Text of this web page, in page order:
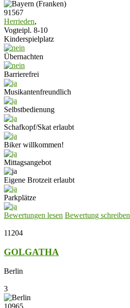
91567
Herrieden,
Vogteipl. 8-10
Kinderspielplatz
Übernachten
Barrierefrei
Musikantenfreundlich
Selbstbedienung
Schafkopf/Skat erlaubt
Biker willkommen!
Mittagsangebot
Eigene Brotzeit erlaubt
Parkplätze
Bewertungen lesen Bewertung schreiben
11204
GOLGATHA
Berlin
3
10965